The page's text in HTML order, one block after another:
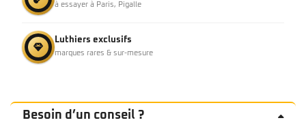
à essayer à Paris, Pigalle
Luthiers exclusifs
marques rares & sur-mesure
Besoin d’un conseil ?